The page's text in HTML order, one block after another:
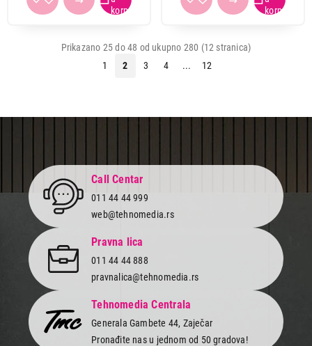
Prikazano 25 do 48 od ukupno 280 (12 stranica)
1
2 3 4 ... 12
Call Centar
011 44 44 999
web@tehnomedia.rs
Pravna lica
011 44 44 888
pravnalica@tehnomedia.rs
Tehnomedia Centrala
Generala Gambete 44, Zaječar
Pronađite nas u jednom od 50 gradova!